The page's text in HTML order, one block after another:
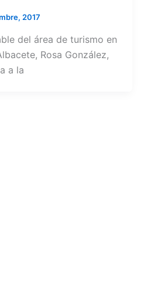
2017
del área de turismo en
Rosa González,
a la